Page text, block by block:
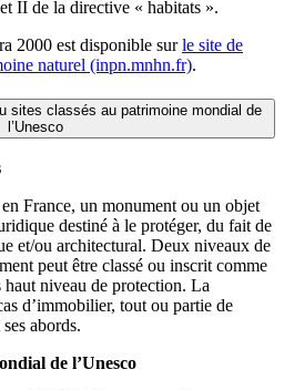
II de la directive « habitats ».
2000 est disponible surle site de
naturel (inpn.mnhn.fr).
sites classés au patrimoine mondial de
l’Unesco
France, un monument ou un objet
destiné à le protéger, du fait de
et/ou architectural. Deux niveaux de
peut être classé ou inscrit comme
haut niveau de protection. La
d’immobilier, tout ou partie de
abords.
de l’Unesco